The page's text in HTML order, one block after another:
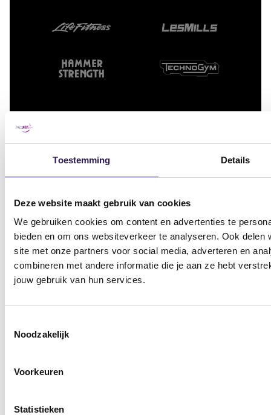
Toestemming Details
Deze website maakt gebruik van cookies
We gebruiken cookies om content en advertenties te
bieden en om ons websiteverkeer te analyseren. Ook
site met onze partners voor social media, adverteren en
combineren met andere informatie die je aan ze hebt
jouw gebruik van hun services.
Noodzakelijk
Voorkeuren
Statistieken
Sportscholen
Sportschool Amsterdam
Sportschool Apeldoorn
Sportschool Apeldoorn
Zuid
Sportschool Assen
Kloosterveen
Sportschool Enschede
Sportschool Hilversum
Sportschool Nieuw-
Sportschool Nieuwegein
Sportschool Nijmegen
Sportschool Ommen